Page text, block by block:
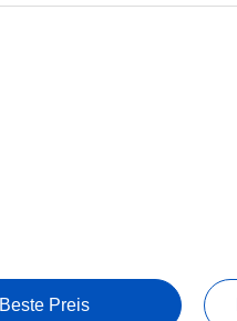
Beste Preis